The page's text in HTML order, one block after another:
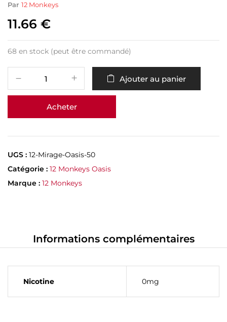
Par 12 Monkeys
11.66 €
68 en stock (peut être commandé)
Ajouter au panier
Acheter
UGS : 12-Mirage-Oasis-50
Catégorie : 12 Monkeys Oasis
Marque : 12 Monkeys
Informations complémentaires
Nicotine 0mg